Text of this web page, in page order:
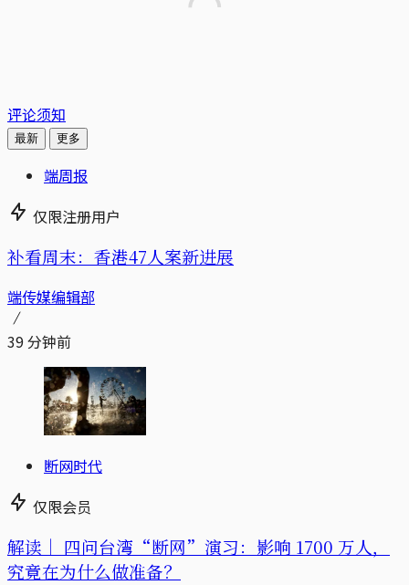
评论须知
最新 更多
端周报
仅限注册用户
补看周末：香港47人案新进展
端传媒编辑部
39 分钟前
断网时代
仅限会员
解读｜ 四问台湾“断网”演习：影响 1700 万人，
究竟在为什么做准备？